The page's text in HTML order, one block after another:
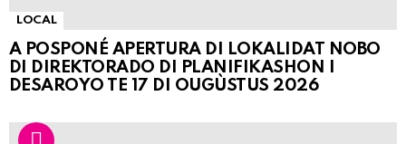
LOCAL
A POSPONÉ APERTURA DI LOKALIDAT NOBO
DI DIREKTORADO DI PLANIFIKASHON I
DESAROYO TE 17 DI OUGÙSTUS 2026